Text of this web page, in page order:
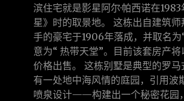
滨住宅就是影星阿尔·帕西诺在
星》时的取景地。 这栋出自建筑师
手的豪宅于1906年落成，并取名
意为“ 热带天堂”。目前该套房产
价格出售。 这栋别墅是典型的罗
有一处地中海风情的庭园，引用波
喷泉设计——构建出一个秘密花园